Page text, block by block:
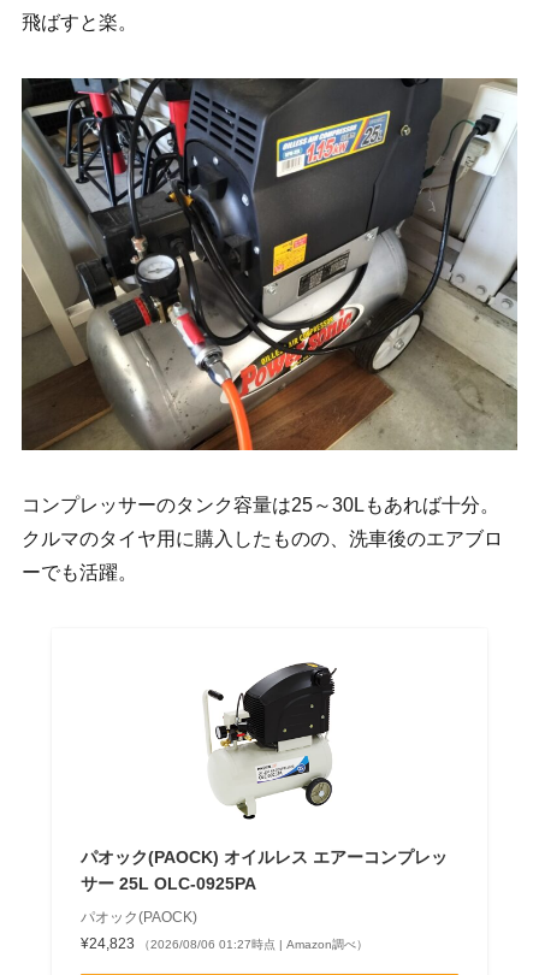
飛ばすと楽。
コンプレッサーのタンク容量は25～30Lもあれば十分。
クルマのタイヤ用に購入したものの、洗車後のエアブロ
ーでも活躍。
パオック(PAOCK) オイルレス エアーコンプレッ
サー 25L OLC-0925PA
パオック(PAOCK)
¥24,823
（2026/08/06 01:27時点 | Amazon調べ）